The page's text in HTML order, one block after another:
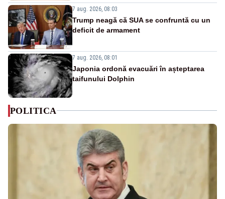
7 aug. 2026, 08:03
Trump neagă că SUA se confruntă cu un
deficit de armament
7 aug. 2026, 08:01
Japonia ordonă evacuări în așteptarea
taifunului Dolphin
POLITICA